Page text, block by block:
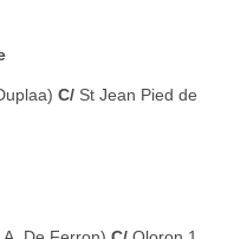
C/ St Jean Pied de